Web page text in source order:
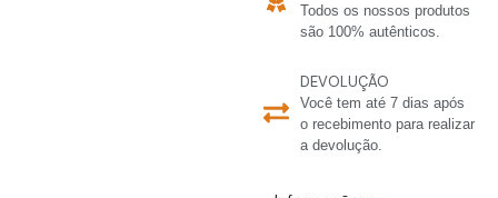
Todos os nossos produtos
são 100% autênticos.
DEVOLUÇÃO
Você tem até 7 dias após
o recebimento para realizar
a devolução.